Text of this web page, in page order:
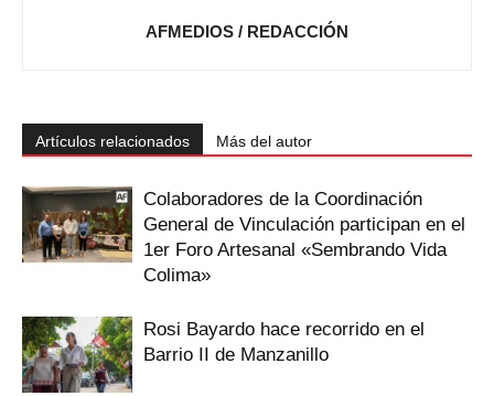
AFMEDIOS / REDACCIÓN
Artículos relacionados Más del autor
Colaboradores de la Coordinación
General de Vinculación participan en el
1er Foro Artesanal «Sembrando Vida
Colima»
Rosi Bayardo hace recorrido en el
Barrio II de Manzanillo